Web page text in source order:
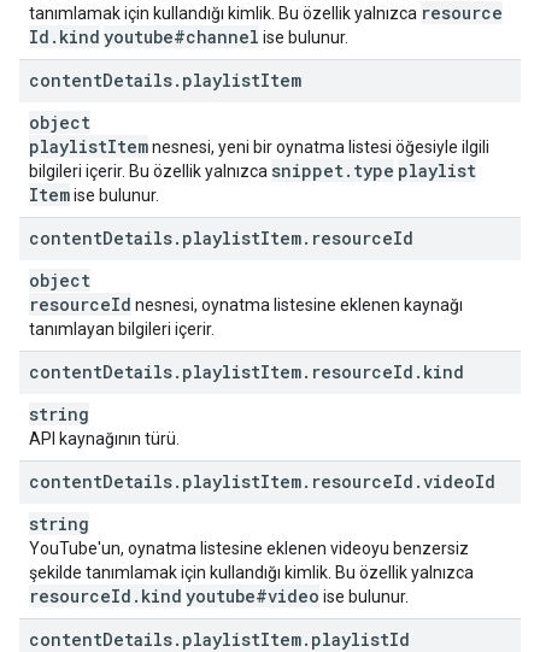
tanımlamak için kullandığı kimlik. Bu özellik yalnızca resource
Id . kind youtube#channel ise bulunur.
contentDetails. playlistItem
object
playlistItemnesnesi, yeni bir oynatma listesi öğesiyle ilgili
bilgileri içerir. Bu özellik yalnızca snippet. type playlist
Itemise bulunur.
contentDetails. playlistItem. resourceId
object
resourceId nesnesi, oynatma listesine eklenen kaynağı
tanımlayan bilgileri içerir.
contentDetails. playlistItem. resourceId . kind
string
API kaynağının türü.
contentDetails. playlistItem. resourceId .videoId
string
YouTube'un, oynatma listesine eklenen videoyu benzersiz
şekilde tanımlamak için kullandığı kimlik. Bu özellik yalnızca
resourceId . kind youtube#video ise bulunur.
contentDetails. playlistItem. playlistId